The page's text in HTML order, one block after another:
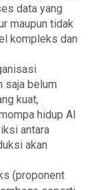
data yang
maupun tidak
kompleks dan
saja belum
kuat,
hidup AI
antara
akan
(proponent